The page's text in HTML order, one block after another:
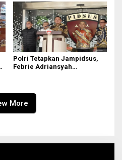
Polri Tetapkan Jampidsus,
Febrie Adriansyah
More